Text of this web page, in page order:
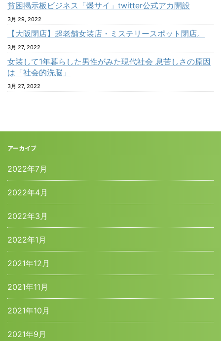
貧困掲示板ビジネス「爆サイ」twitter公式アカ開設
3月 29, 2022
【大阪閉店】超老舗女装店・ミステリースポット閉店。
3月 27, 2022
女装して1年暮らした男性がみた現代社会 息苦しさの原因
は「社会的洗脳」
3月 27, 2022
アーカイブ
2022年7月
2022年4月
2022年3月
2022年1月
2021年12月
2021年11月
2021年10月
2021年9月